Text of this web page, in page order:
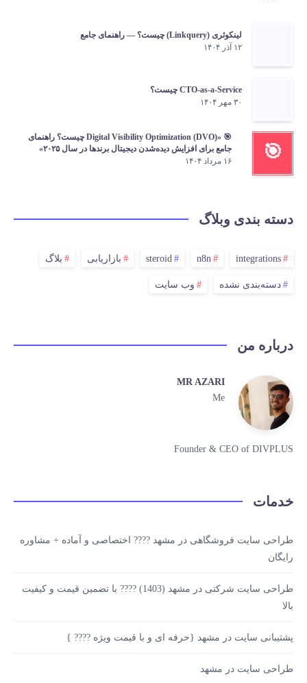
لینکوئری (Linkquery) چیست؟ — راهنمای جامع
۱۲ آذر ۱۴۰۴
CTO-as-a-Service چیست؟
۳۰ مهر ۱۴۰۴
🎯
🎯 «Digital Visibility Optimization (DVO) چیست؟ راهنمای
جامع برای افزایش دیده‌شدن دیجیتال برندها در سال ۲۰۲۵»
۱۶ مرداد ۱۴۰۴
دسته بندی وبلاگ
integrations
n8n
steroid بازاریابی بلاگ
دسته‌بندی نشده وب سایت
درباره من
MR AZARI
Me
Founder & CEO of DIVPLUS
خدمات
طراحی سایت فروشگاهی در مشهد ???? اختصاصی و آماده + مشاوره
رایگان
طراحی سایت شرکتی در مشهد (1403) ???? با تضمین قیمت و کیفیت
بالا
پشتیبانی سایت در مشهد {حرفه ای و با قیمت ویژه ???? }
طراحی سایت در مشهد